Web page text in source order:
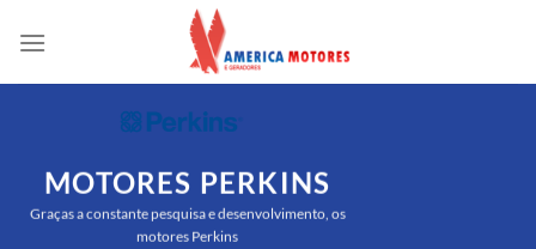
MOTORES PERKINS
Graças a constante pesquisa e desenvolvimento, os
motores Perkins